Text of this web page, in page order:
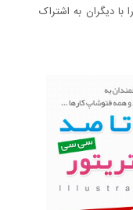
با دیگران به اشتراک